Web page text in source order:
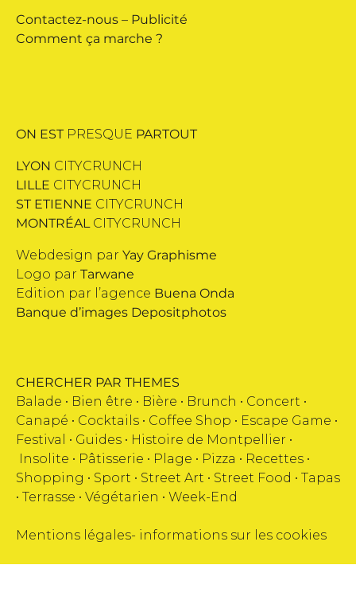
Contactez-nous – Publicité
Comment ça marche ?
ON EST PRESQUE PARTOUT
LYON CITYCRUNCH
LILLE CITYCRUNCH
ST ETIENNE CITYCRUNCH
MONTRÉALCITYCRUNCH
Webdesign par Yay Graphisme
Logo par Tarwane
Edition par l’agence Buena Onda
Banque d’images Depositphotos
CHERCHER PAR THEMES
Balade • Bien être • Bière • Brunch • Concert •
Canapé • Cocktails • Coffee Shop • Escape Game •
Festival
• Guides • Histoire de Montpellier •
Insolite • Pâtisserie • Plage • Pizza • Recettes •
Shopping • Sport • Street Art • Street Food • Tapas
• Terrasse • Végétarien • Week-End
Mentions légales- informations sur les cookies